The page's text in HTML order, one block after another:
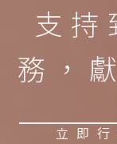
支持
務，
立即